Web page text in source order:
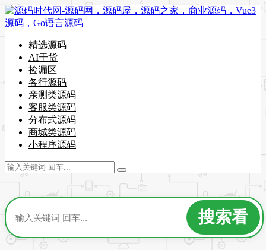
精选源码
AI干货
捡漏区
各行源码
亲测类源码
客服类源码
分布式源码
商城类源码
小程序源码